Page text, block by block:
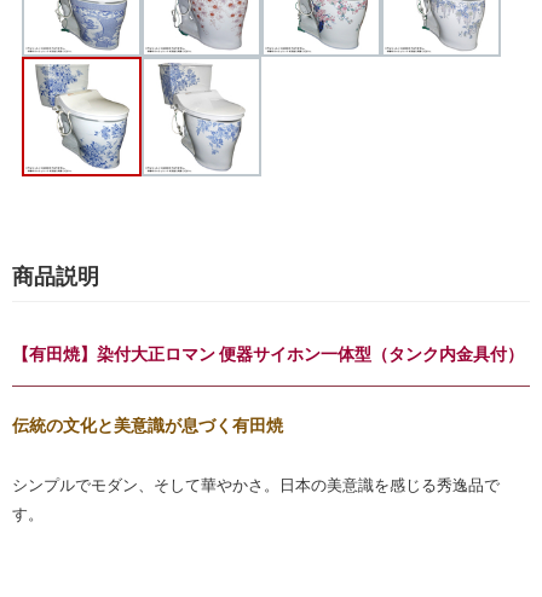
商品説明
【有田焼】染付大正ロマン 便器サイホン一体型（タンク内金具付）
伝統の文化と美意識が息づく有田焼
シンプルでモダン、そして華やかさ。日本の美意識を感じる秀逸品で
す。